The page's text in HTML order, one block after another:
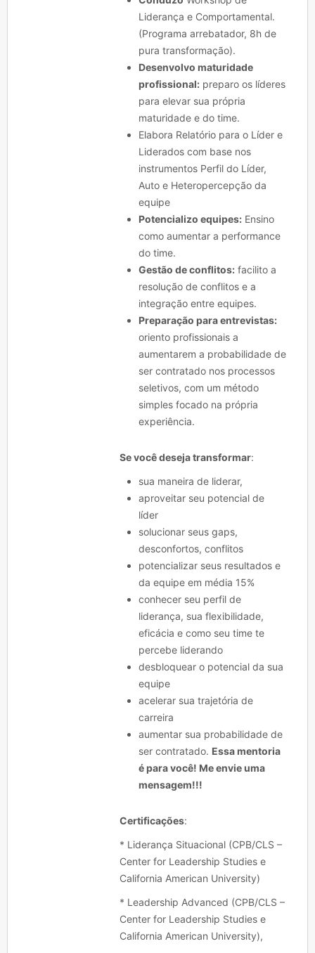
Liderança e Comportamental.
(Programa arrebatador, 8h de
pura transformação).
Desenvolvo maturidade
profissional: preparo os líderes
para elevar sua própria
maturidade e do time.
Elabora Relatório para o Líder e
Liderados com base nos
instrumentos Perfil do Líder,
Auto e Heteropercepção da
equipe
Potencializo equipes: Ensino
como aumentar a performance
do time.
Gestão de conflitos: facilito a
resolução de conflitos e a
integração entre equipes.
Preparação para entrevistas:
oriento profissionais a
aumentarem a probabilidade de
ser contratado nos processos
seletivos, com um método
simples focado na própria
experiência.
Se você deseja transformar:
sua maneira de liderar,
aproveitar seu potencial de
líder
solucionar seus gaps,
desconfortos, conflitos
potencializar seus resultados e
da equipe em média 15%
conhecer seu perfil de
liderança, sua flexibilidade,
eficácia e como seu time te
percebe liderando
desbloquear o potencial da sua
equipe
acelerar sua trajetória de
carreira
aumentar sua probabilidade de
ser contratado. Essa mentoria
é para você! Me envie uma
mensagem!!!
Certificações:
* Liderança Situacional (CPB/CLS –
Center for Leadership Studies e
California American University)
* Leadership Advanced (CPB/CLS –
Center for Leadership Studies e
California American University),